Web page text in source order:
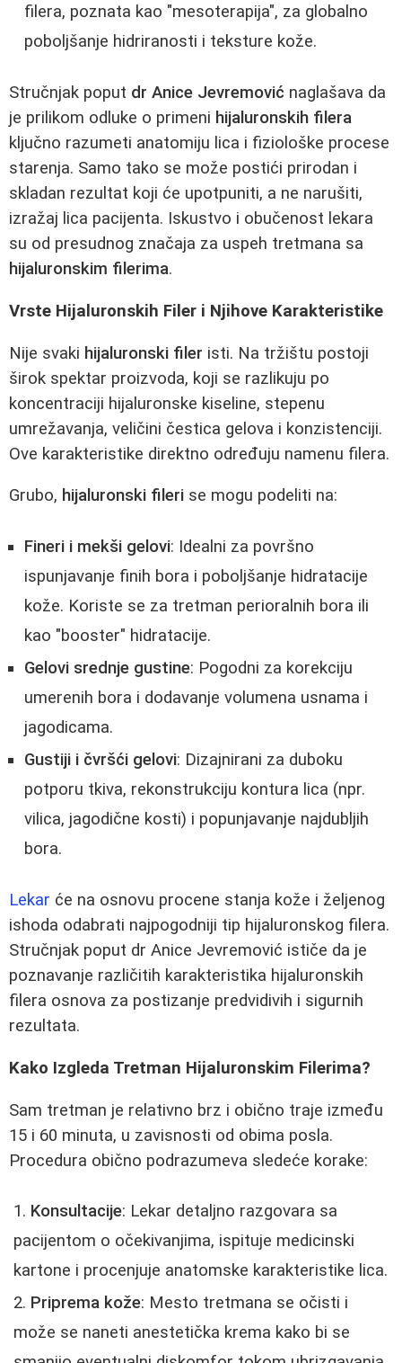
filera, poznata kao "mesoterapija", za globalno
poboljšanje hidriranosti i teksture kože.
Stručnjak poput dr Anice Jevremović naglašava da
je prilikom odluke o primeni hijaluronskih filera
ključno razumeti anatomiju lica i fiziološke procese
starenja. Samo tako se može postići prirodan i
skladan rezultat koji će upotpuniti, a ne narušiti,
izražaj lica pacijenta. Iskustvo i obučenost lekara
su od presudnog značaja za uspeh tretmana sa
hijaluronskim filerima.
Vrste Hijaluronskih Filer i Njihove Karakteristike
Nije svaki hijaluronski filer isti. Na tržištu postoji
širok spektar proizvoda, koji se razlikuju po
koncentraciji hijaluronske kiseline, stepenu
umrežavanja, veličini čestica gelova i konzistenciji.
Ove karakteristike direktno određuju namenu filera.
Grubo, hijaluronski fileri se mogu podeliti na:
Fineri i mekši gelovi: Idealni za površno
ispunjavanje finih bora i poboljšanje hidratacije
kože. Koriste se za tretman perioralnih bora ili
kao "booster" hidratacije.
Gelovi srednje gustine: Pogodni za korekciju
umerenih bora i dodavanje volumena usnama i
jagodicama.
Gustiji i čvršći gelovi: Dizajnirani za duboku
potporu tkiva, rekonstrukciju kontura lica (npr.
vilica, jagodične kosti) i popunjavanje najdubljih
bora.
Lekar će na osnovu procene stanja kože i željenog
ishoda odabrati najpogodniji tip hijaluronskog filera.
Stručnjak poput dr Anice Jevremović ističe da je
poznavanje različitih karakteristika hijaluronskih
filera osnova za postizanje predvidivih i sigurnih
rezultata.
Kako Izgleda Tretman Hijaluronskim Filerima?
Sam tretman je relativno brz i obično traje između
15 i 60 minuta, u zavisnosti od obima posla.
Procedura obično podrazumeva sledeće korake:
Konsultacije: Lekar detaljno razgovara sa
pacijentom o očekivanjima, ispituje medicinski
kartone i procenjuje anatomske karakteristike lica.
Priprema kože: Mesto tretmana se očisti i
može se naneti anestetička krema kako bi se